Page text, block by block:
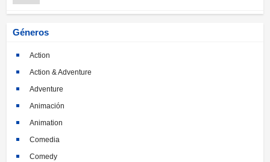
Géneros
Action
Action & Adventure
Adventure
Animación
Animation
Comedia
Comedy